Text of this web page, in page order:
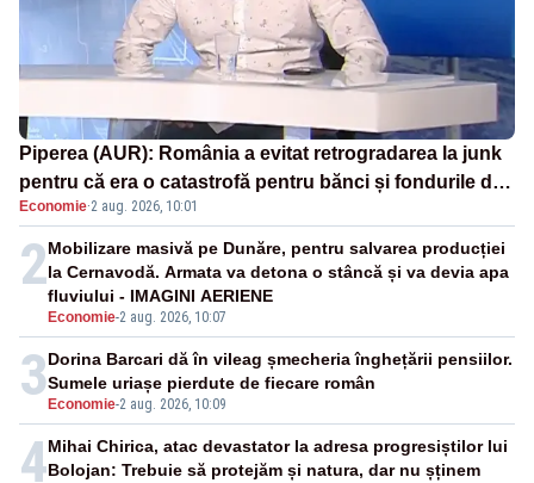
Piperea (AUR): România a evitat retrogradarea la junk
pentru că era o catastrofă pentru bănci și fondurile de
pensii
Economie·2 aug. 2026, 10:01
2
Economie-2 aug. 2026, 10:07
Mobilizare masivă pe Dunăre, pentru salvarea producției
la Cernavodă. Armata va detona o stâncă și va devia apa
fluviului - IMAGINI AERIENE
3 Economie-2 aug. 2026, 10:09
Dorina Barcari dă în vileag șmecheria înghețării pensiilor.
Sumele uriașe pierdute de fiecare român
4Mihai Chirica, atac devastator la adresa progresiștilor lui
Bolojan: Trebuie să protejăm și natura, dar nu șținem